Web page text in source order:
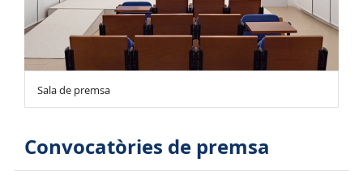
Sala de premsa
Convocatòries de premsa